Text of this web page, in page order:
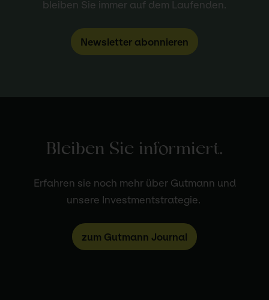
bleiben Sie immer auf dem Laufenden.
Newsletter abonnieren
Bleiben Sie informiert.
Erfahren sie noch mehr über Gutmann und
unsere Investmentstrategie.
zum Gutmann Journal